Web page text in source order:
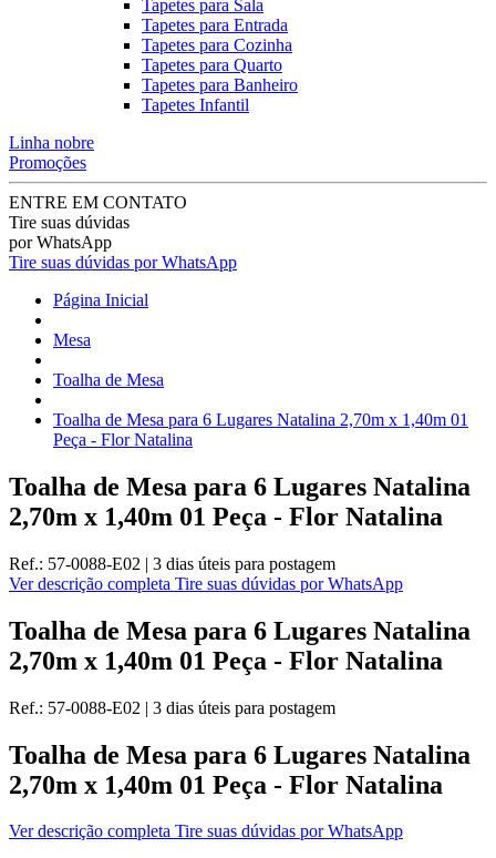
Tapetes para Sala
Tapetes para Entrada
Tapetes para Cozinha
Tapetes para Quarto
Tapetes para Banheiro
Tapetes Infantil
Linha nobre
Promoções
ENTRE EM CONTATO
Tire suas dúvidas
por WhatsApp
Tire suas dúvidas por WhatsApp
Página Inicial
Mesa
Toalha de Mesa
Toalha de Mesa para 6 Lugares Natalina 2,70m x 1,40m 01
Peça - Flor Natalina
Toalha de Mesa para 6 Lugares Natalina
2,70m x 1,40m 01 Peça - Flor Natalina
Ref.: 57-0088-E02 | 3 dias úteis para postagem
Ver descrição completa Tire suas dúvidas por WhatsApp
Toalha de Mesa para 6 Lugares Natalina
2,70m x 1,40m 01 Peça - Flor Natalina
Ref.: 57-0088-E02 | 3 dias úteis para postagem
Toalha de Mesa para 6 Lugares Natalina
2,70m x 1,40m 01 Peça - Flor Natalina
Ver descrição completa Tire suas dúvidas por WhatsApp